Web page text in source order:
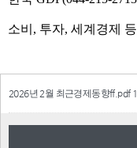
2026년 2월 최근경제동향ff.pdf